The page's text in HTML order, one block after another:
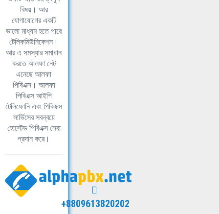
বিষয়। আর
যোগাযোগের একটি
ভালো মাধ্যম হতে পারে
টেলিকমিউনিকেশন।
আর এ সমস্যার সমাধান
করতে আলফা নেট
এনেছে আলফা
পিবিএক্স। আলফা
পিবিএক্স আইপি
টেলিফোনি এবং পিবিএক্স
সার্ভিসের সবন্বয়ে
হোস্টেড পিবিএক্স সেবা
প্রদান করে।
+8809613820202